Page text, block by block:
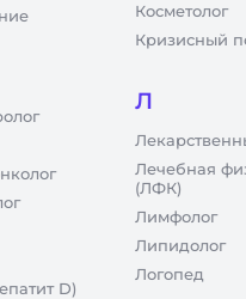
D)
Косметолог
Кризисный
Л
Лечебная
(ЛФК)
Лимфолог
Липидолог
Логопед